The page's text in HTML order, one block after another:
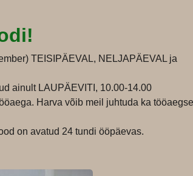
TEISIPÄEVAL, NELJAPÄEVAL ja
ainult LAUPÄEVITI, 10.00-14.00
Harva võib meil juhtuda ka
on avatud 24 tundi ööpäevas.